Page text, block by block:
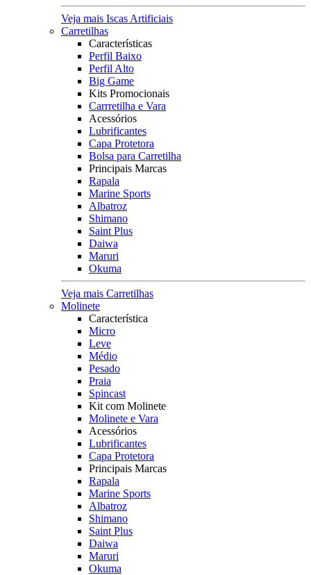
Veja mais Iscas Artificiais
Carretilhas
Características
Perfil Baixo
Perfil Alto
Big Game
Kits Promocionais
Carrretilha e Vara
Acessórios
Lubrificantes
Capa Protetora
Bolsa para Carretilha
Principais Marcas
Rapala
Marine Sports
Albatroz
Shimano
Saint Plus
Daiwa
Maruri
Okuma
Veja mais Carretilhas
Molinete
Característica
Micro
Leve
Médio
Pesado
Praia
Spincast
Kit com Molinete
Molinete e Vara
Acessórios
Lubrificantes
Capa Protetora
Principais Marcas
Rapala
Marine Sports
Albatroz
Shimano
Saint Plus
Daiwa
Maruri
Okuma